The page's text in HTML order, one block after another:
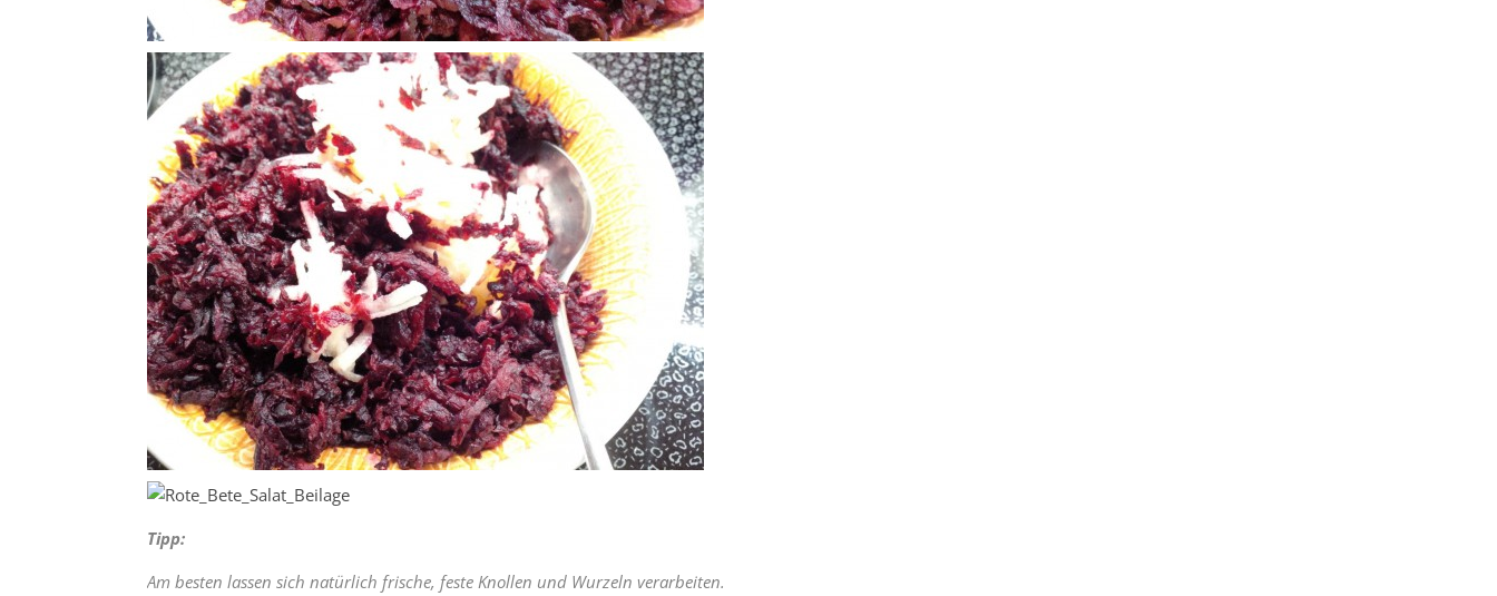
Tipp:
Am besten lassen sich natürlich frische, feste Knollen und Wurzeln verarbeiten.